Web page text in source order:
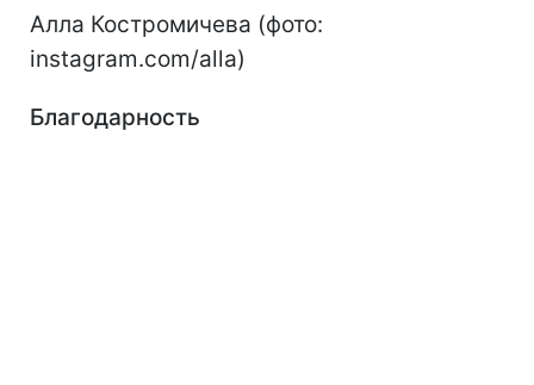
Алла Костромичева (фото:
instagram.com/alla)
Благодарность